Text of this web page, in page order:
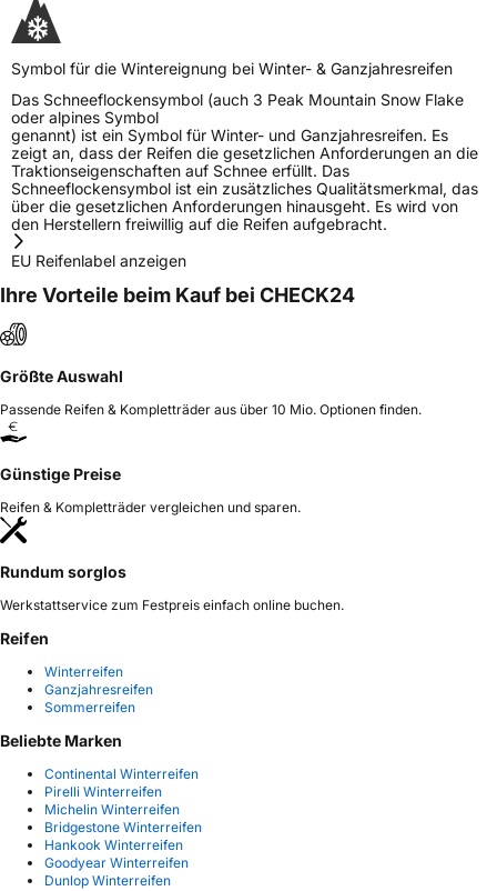
Symbol für die Wintereignung bei Winter- & Ganzjahresreifen
Das Schneeflockensymbol (auch 3 Peak Mountain Snow Flake
oder alpines Symbol
genannt) ist ein Symbol für Winter- und Ganzjahresreifen. Es
zeigt an, dass der Reifen die gesetzlichen Anforderungen an die
Traktionseigenschaften auf Schnee erfüllt. Das
Schneeflockensymbol ist ein zusätzliches Qualitätsmerkmal, das
über die gesetzlichen Anforderungen hinausgeht. Es wird von
den Herstellern freiwillig auf die Reifen aufgebracht.
EU Reifenlabel anzeigen
Ihre Vorteile beim Kauf bei CHECK24
Größte Auswahl
Passende Reifen & Kompletträder aus über 10 Mio. Optionen finden.
Günstige Preise
Reifen & Kompletträder vergleichen und sparen.
Rundum sorglos
Werkstattservice zum Festpreis einfach online buchen.
Reifen
Winterreifen
Ganzjahresreifen
Sommerreifen
Beliebte Marken
Continental Winterreifen
Pirelli Winterreifen
Michelin Winterreifen
Bridgestone Winterreifen
Hankook Winterreifen
Goodyear Winterreifen
Dunlop Winterreifen